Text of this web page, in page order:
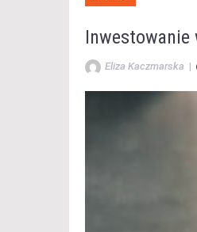
Inwestowanie
Eliza Kaczmarska |